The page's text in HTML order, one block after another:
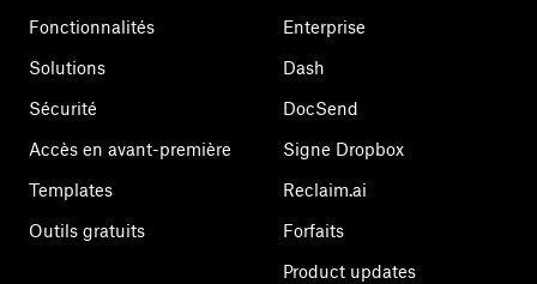
Fonctionnalités
Solutions
Sécurité
Accès en avant-première
Templates
Outils gratuits
Enterprise
Dash
DocSend
Signe Dropbox
Reclaim.ai
Forfaits
Product updates